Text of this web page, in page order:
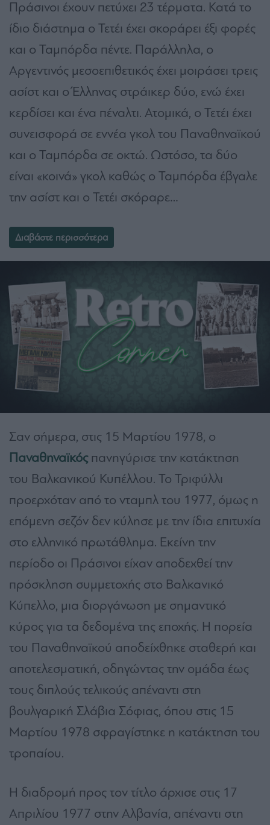
Πράσινοι έχουν πετύχει 23 τέρματα. Κατά το
ίδιο διάστημα ο Τετέι έχει σκοράρει έξι φορές
και ο Ταμπόρδα πέντε. Παράλληλα, ο
Αργεντινός μεσοεπιθετικός έχει μοιράσει τρεις
ασίστ και ο Έλληνας στράικερ δύο, ενώ έχει
κερδίσει και ένα πέναλτι. Ατομικά, ο Τετέι έχει
συνεισφορά σε εννέα γκολ του Παναθηναϊκού
και ο Ταμπόρδα σε οκτώ. Ωστόσο, τα δύο
είναι «κοινά» γκολ καθώς ο Ταμπόρδα έβγαλε
την ασίστ και ο Τετέι σκόραρε…
Διαβάστε περισσότερα
Σαν σήμερα, στις 15 Μαρτίου 1978, ο
Παναθηναϊκός πανηγύρισε την κατάκτηση
του Βαλκανικού Κυπέλλου. Το Τριφύλλι
προερχόταν από το νταμπλ του 1977, όμως η
επόμενη σεζόν δεν κύλησε με την ίδια επιτυχία
στο ελληνικό πρωτάθλημα. Εκείνη την
περίοδο οι Πράσινοι είχαν αποδεχθεί την
πρόσκληση συμμετοχής στο Βαλκανικό
Κύπελλο, μια διοργάνωση με σημαντικό
κύρος για τα δεδομένα της εποχής. Η πορεία
του Παναθηναϊκού αποδείχθηκε σταθερή και
αποτελεσματική, οδηγώντας την ομάδα έως
τους διπλούς τελικούς απέναντι στη
βουλγαρική Σλάβια Σόφιας, όπου στις 15
Μαρτίου 1978 σφραγίστηκε η κατάκτηση του
τροπαίου.
Η διαδρομή προς τον τίτλο άρχισε στις 17
Απριλίου 1977 στην Αλβανία, απέναντι στη